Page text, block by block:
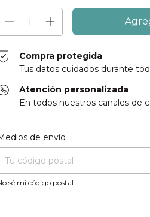
Compra protegida
Tus datos cuidados durante
Atención personalizada
En todos nuestros canales de
para el CP:
de envío
sé mi código postal